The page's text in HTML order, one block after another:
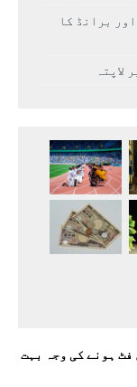
کے مقامات اور برانڈ کا
ہونے کی وجہ بہت